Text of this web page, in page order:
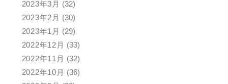
2023年3月 (32)
2023年2月 (30)
2023年1月 (29)
2022年12月 (33)
2022年11月 (32)
2022年10月 (36)